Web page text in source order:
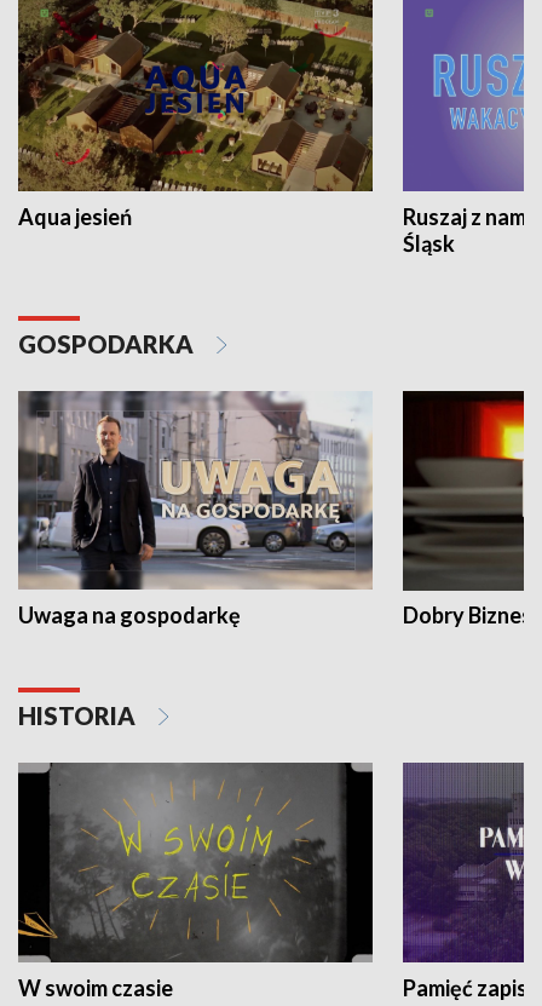
Aqua jesień
Ruszaj z
Śląsk
GOSPODARKA
Uwaga na gospodarkę Dobry Biznes
HISTORIA
W swoim czasie Pamięć